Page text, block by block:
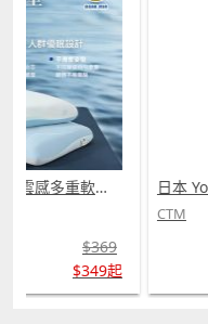
日本 DEAR.MIN 雲感多重軟芯柔托緩壓Peace柔眠枕 (需訂貨)
$369
$349起
CTM